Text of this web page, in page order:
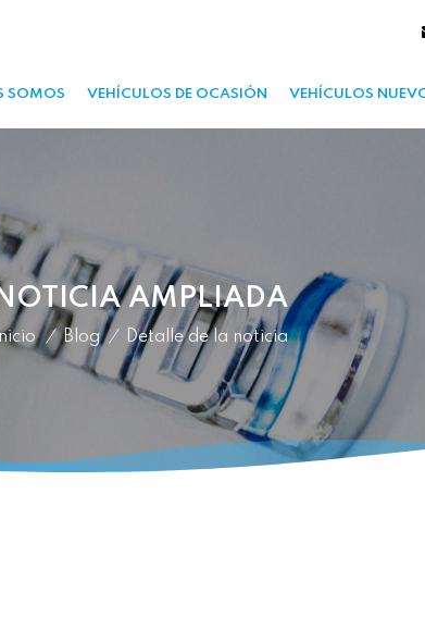
SOMOS VEHÍCULOS DE OCASIÓN VEHÍCULOS
AMPLIADA
/ Blog / Detalle de la noticia